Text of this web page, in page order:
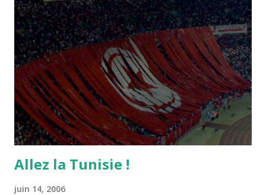
Allez la Tunisie !
juin 14, 2006